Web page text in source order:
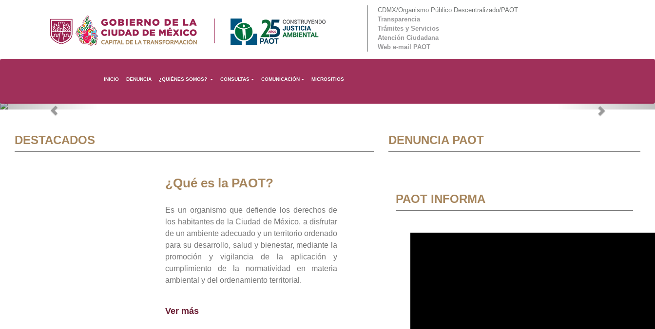
CDMX/Organismo Público Descentralizado/PAOT
Transparencia
Trámites y Servicios
Atención Ciudadana
Web e-mail PAOT
INICIO DENUNCIA ¿QUIÉNES SOMOS? CONSULTAS COMUNICACIÓN MICROSITIOS
Previous Next
DESTACADOS
¿Qué es la PAOT?
Es un organismo que defiende los derechos de
los habitantes de la Ciudad de México, a disfrutar
de un ambiente adecuado y un territorio ordenado
para su desarrollo, salud y bienestar, mediante la
promoción y vigilancia de la aplicación y
cumplimiento de la normatividad en materia
ambiental y del ordenamiento territorial.
Ver más
DENUNCIA PAOT
PAOT INFORMA